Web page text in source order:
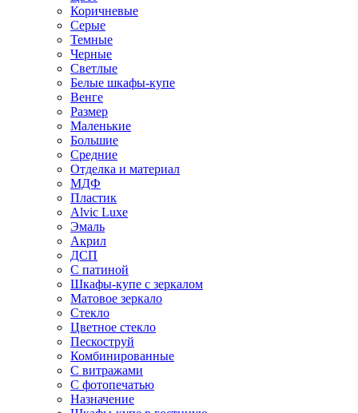
Коричневые
Серые
Темные
Черные
Светлые
Белые шкафы-купе
Венге
Размер
Маленькие
Большие
Средние
Отделка и материал
МДФ
Пластик
Alvic Luxe
Эмаль
Акрил
ДСП
С патиной
Шкафы-купе с зеркалом
Матовое зеркало
Стекло
Цветное стекло
Пескоструй
Комбинированные
С витражами
С фотопечатью
Назначение